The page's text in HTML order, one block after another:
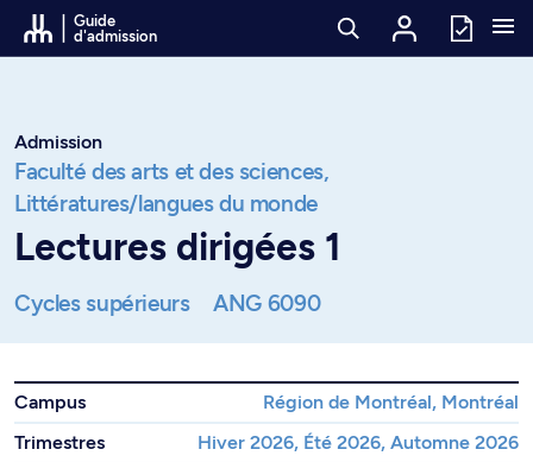
Passer au contenu
Guide
d'admission
Admission
Faculté des arts et des sciences,
Littératures/langues du monde
Lectures dirigées 1
Cycles supérieurs ANG 6090
Campus
Région de Montréal, Montréal
Trimestres
Hiver 2026, Été 2026, Automne 2026